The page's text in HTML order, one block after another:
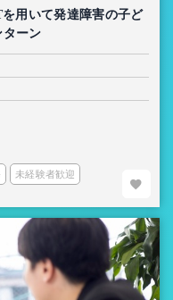
用いて発達障害の子ど
ターン
未経験者歓迎